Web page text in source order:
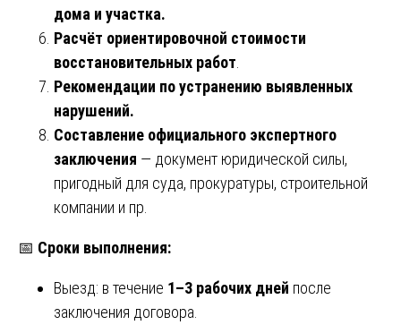
дома и участка.
Расчёт ориентировочной стоимости
восстановительных работ
Рекомендации по устранению выявленных
нарушений.
Составление официального экспертного
заключения — документ юридической силы,
пригодный для суда, прокуратуры, строительной
компании и пр.
📅 Сроки выполнения:
Выезд: в течение 1–3 рабочих дней после
заключения договора.